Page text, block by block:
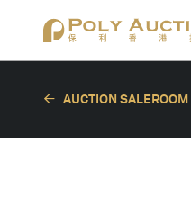
AUCTION SALEROOM